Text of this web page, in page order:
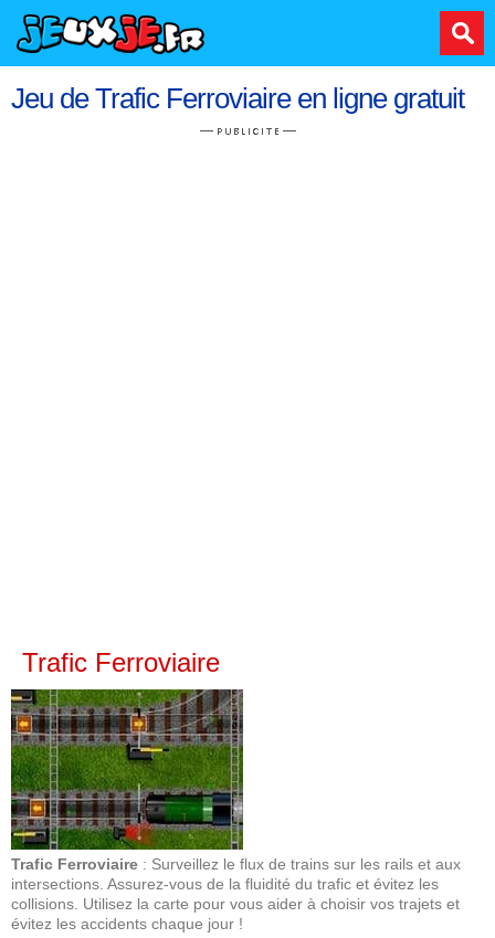
Jeu de Trafic Ferroviaire en ligne gratuit
Trafic Ferroviaire
Trafic Ferroviaire : Surveillez le flux de trains sur les rails et aux
intersections. Assurez-vous de la fluidité du trafic et évitez les
collisions. Utilisez la carte pour vous aider à choisir vos trajets et
évitez les accidents chaque jour !